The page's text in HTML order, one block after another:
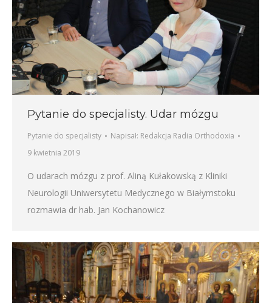
Pytanie do specjalisty. Udar mózgu
Pytanie do specjalisty Napisał: Redakcja Radia Orthodoxia
9 kwietnia 2019
O udarach mózgu z prof. Aliną Kułakowską z Kliniki
Neurologii Uniwersytetu Medycznego w Białymstoku
rozmawia dr hab. Jan Kochanowicz